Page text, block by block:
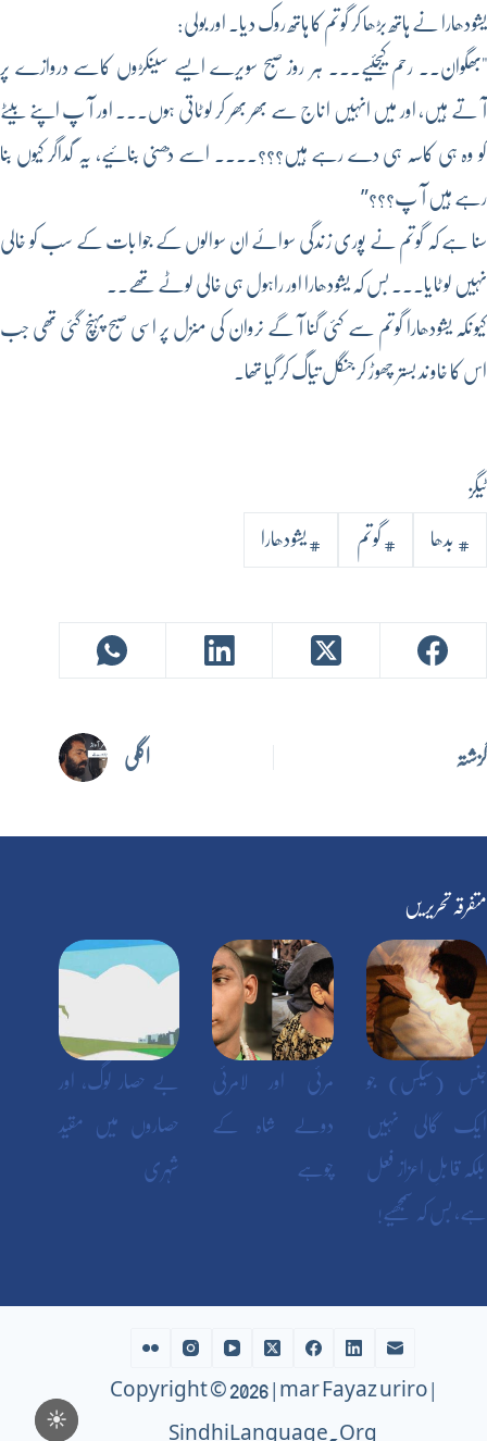
☀️
یشودھارا نے ہاتھ بڑھا کر گوتم کا ہاتھ روک دیا۔ اور بولی:
"بھگوان۔۔ رحم کیجئیے۔۔۔ ہر روز صبح سویرے ایسے سینکڑوں کاسے دروازے پر
آتے ہیں، اور میں انہیں اناج سے بھر بھر کر لوٹاتی ہوں۔۔۔ اور آپ اپنے بیٹے
کو وہ ہی کاسہ ہی دے رہے ہیں؟؟؟۔۔۔۔ اسے دھنی بنائیے، یہ گداگر کیوں بنا
رہے ہیں آپ؟؟؟”
سنا ہے کہ گوتم نے پوری زندگی سوائے ان سوالوں کے جوابات کے سب کو خالی
نہیں لوٹایا۔۔۔ بس کہ یشودھارا اور راہول ہی خالی لوٹے تھے۔۔
کیونکہ یشودھارا گوتم سے کئی گنا آگے نروان کی منزل پر اسی صبح پہنچ گئی تھی جب
اس کا خاوند بستر چھوڑ کر جنگل تیاگ کر گیا تھا۔
ٹیگز
# بدھا # گوتم #یشودھارا
گزشتہ اگلی
متفرقہ تحریریں
جنس (سیکس) جو
ایک گالی نہیں
بلکہ قابلِ اعزاز فعل
ہے، بس کہ سمجھیے!
مرئی اور لامرئی
دولے شاہ کے
چوہے
بے حصار لوگ، اور
حصاروں میں مقید
شہری
Copyright © 2026 | Amar Fayaz Buriro |
SindhiLanguage.Org